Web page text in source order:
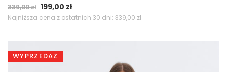
339,00zł Pierwotna
cena
199,00 złAktualna
cena
Najniższa cena z ostatnich 30 dni: 339,00 zł
WYPRZEDAŻ